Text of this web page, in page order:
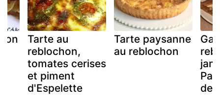
Tarte au
reblochon,
tomates cerises
et piment
d'Espelette
Tarte paysanne
au reblochon
de